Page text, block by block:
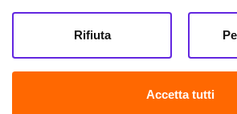
tuo utilizzo dei loro servizi.
Accetta tutti
Rifiuta
Farma.it S.a.s. P. IVA 07417261216 REA: NA-884088
CREDITS
Sede legale Via delle Repubbliche Marinare 128, 80147